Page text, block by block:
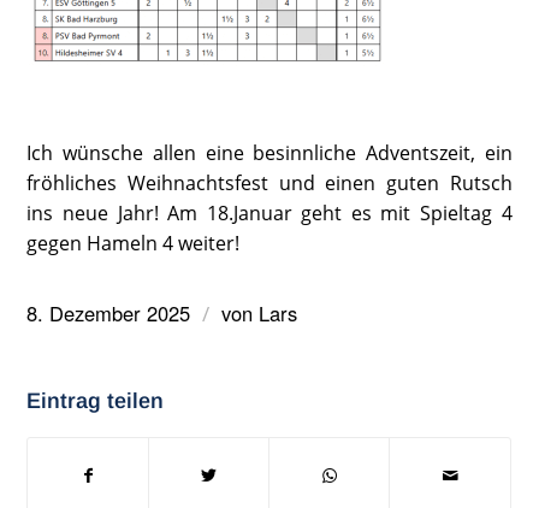
Ich wünsche allen eine besinnliche Adventszeit, ein
fröhliches Weihnachtsfest und einen guten Rutsch
ins neue Jahr! Am 18.Januar geht es mit Spieltag 4
gegen Hameln 4 weiter!
8. Dezember 2025 / von Lars
Eintrag teilen